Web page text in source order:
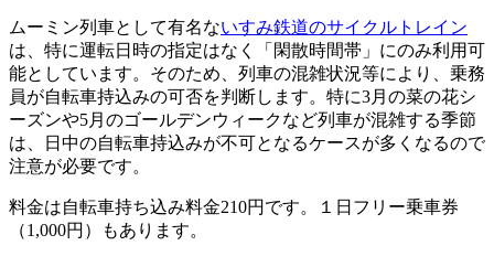
ムーミン列車として有名ないすみ鉄道のサイクルトレイン
は、特に運転日時の指定はなく「閑散時間帯」にのみ利用可
能としています。そのため、列車の混雑状況等により、乗務
員が自転車持込みの可否を判断します。特に3月の菜の花シ
ーズンや5月のゴールデンウィークなど列車が混雑する季節
は、日中の自転車持込みが不可となるケースが多くなるので
注意が必要です。
料金は自転車持ち込み料金210円です。１日フリー乗車券
（1,000円）もあります。